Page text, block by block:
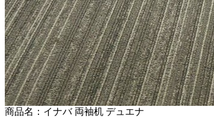
商品名：イナバ 両袖机 デュエナ